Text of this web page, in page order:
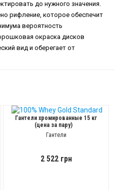
до нужного значения.
рифление, которое обеспечит
вероятность
окраска дисков
вид и оберегает от
Гантели хромированные 15 кг
(цена за пару)
Гантели
2 522 грн